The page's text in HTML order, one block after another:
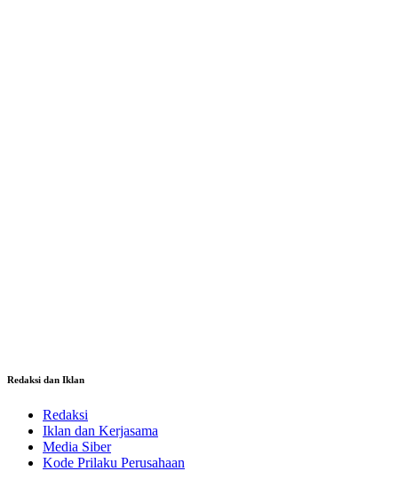
Redaksi dan Iklan
Redaksi
Iklan dan Kerjasama
Media Siber
Kode Prilaku Perusahaan